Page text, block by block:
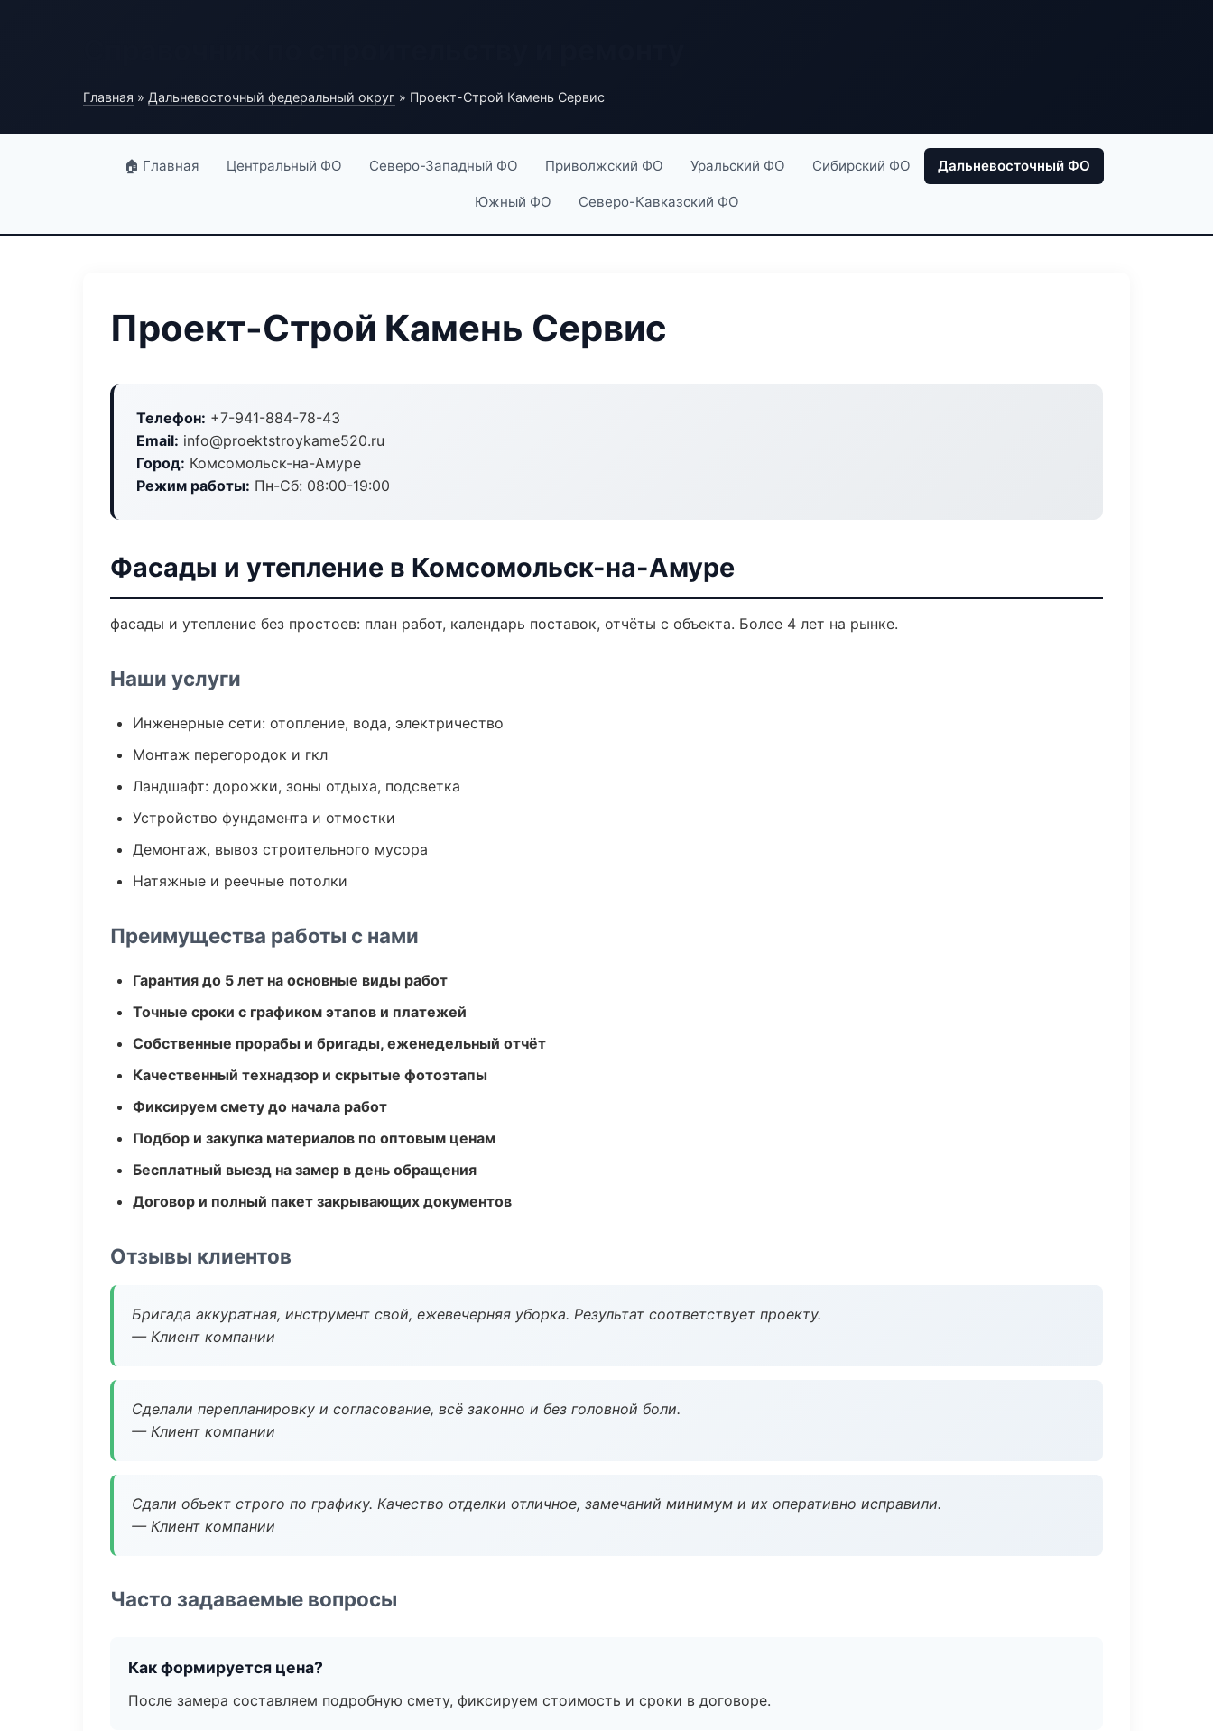
Главная » Дальневосточный федеральный округ » Проект-Строй Камень Сервис
🏠 Главная Центральный ФО Северо-Западный ФО Приволжский ФО Уральский ФО Сибирский ФО Дальневосточный ФО
Южный ФО Северо-Кавказский ФО
Проект-Строй Камень Сервис
Телефон: +7-941-884-78-43
Email: info@proektstroykame520.ru
Город: Комсомольск-на-Амуре
Режим работы: Пн-Сб: 08:00-19:00
Фасады и утепление в Комсомольск-на-Амуре
фасады и утепление без простоев: план работ, календарь поставок, отчёты с объекта. Более 4 лет на рынке.
Наши услуги
Инженерные сети: отопление, вода, электричество
Монтаж перегородок и гкл
Ландшафт: дорожки, зоны отдыха, подсветка
Устройство фундамента и отмостки
Демонтаж, вывоз строительного мусора
Натяжные и реечные потолки
Преимущества работы с нами
Гарантия до 5 лет на основные виды работ
Точные сроки с графиком этапов и платежей
Собственные прорабы и бригады, еженедельный отчёт
Качественный технадзор и скрытые фотоэтапы
Фиксируем смету до начала работ
Подбор и закупка материалов по оптовым ценам
Бесплатный выезд на замер в день обращения
Договор и полный пакет закрывающих документов
Отзывы клиентов
Бригада аккуратная, инструмент свой, ежевечерняя уборка. Результат соответствует проекту.
— Клиент компании
Сделали перепланировку и согласование, всё законно и без головной боли.
— Клиент компании
Сдали объект строго по графику. Качество отделки отличное, замечаний минимум и их оперативно исправили.
— Клиент компании
Часто задаваемые вопросы
Как формируется цена?
После замера составляем подробную смету, фиксируем стоимость и сроки в договоре.